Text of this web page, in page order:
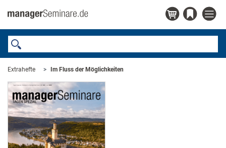
Extrahefte Im Fluss der Möglichkeiten